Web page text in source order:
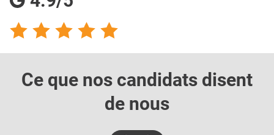
Ce que nos candidats disent
de nous